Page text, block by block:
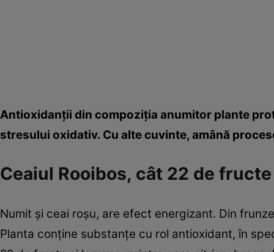
Antioxidanţii din compoziţia anumitor plante
stresului oxidativ. Cu alte cuvinte, amână
Ceaiul Rooibos, cât 22 de fructe
Numit şi ceai roşu, are efect energizant. Din
Planta conţine substanţe cu rol antioxidant, în